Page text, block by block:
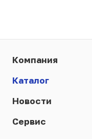
Компания
Каталог
Новости
Сервис